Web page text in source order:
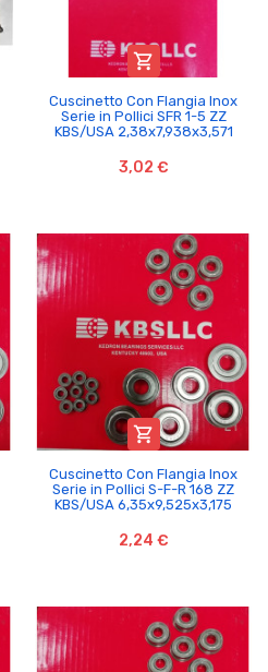

Cuscinetto Con Flangia Inox
Serie in Pollici SFR 1-5 ZZ
KBS/USA 2,38x7,938x3,571
3,02 €

Cuscinetto Con Flangia Inox
Serie in Pollici S-F-R 168 ZZ
KBS/USA 6,35x9,525x3,175
2,24 €